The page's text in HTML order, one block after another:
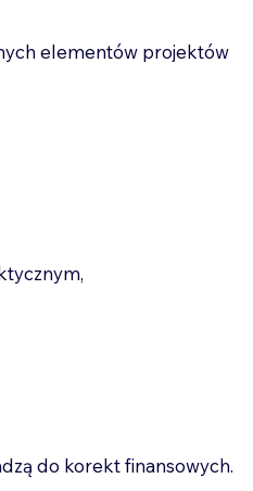
elementów projektów
do korekt finansowych.